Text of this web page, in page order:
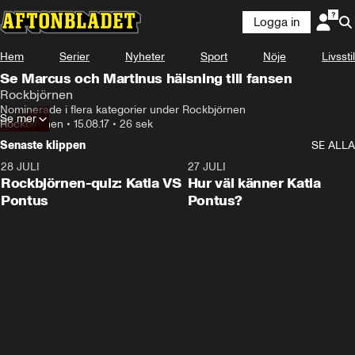
Logga in
Hem Serier Nyheter Sport Nöje Livsstil
Se Marcus och Martinus hälsning till fansen
Rockbjörnen
Nominerade i flera kategorier under Rockbjörnen
Rockbjörnen • 15.08.17 • 26 sek
Se mer
Senaste klippen
SE ALLA
28 JULI
Rockbjörnen-quiz: Katia VS
Pontus
27 JULI
Hur väl känner Katia
Pontus?